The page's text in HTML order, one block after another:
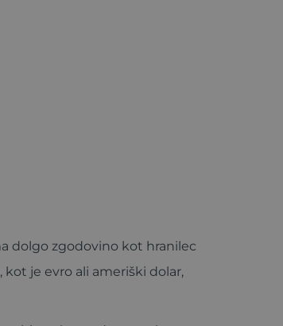
dolgo zgodovino kot hranilec
je evro ali ameriški dolar,